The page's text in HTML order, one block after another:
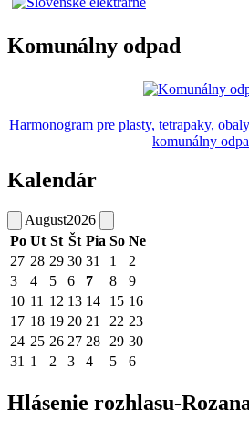
Komunálny odpad
Harmonogram pre plasty, tetrapaky,
komunálny
Kalendár
August2026
Po Ut St Št Pia So Ne
27 28 29 30 31 1
2
3
4 5 6 7 8
9
10 11 12 13 14 15 16
17 18 19 20 21 22 23
24 25 26 27 28 29 30
31 1 2 3 4 5 6
Hlásenie rozhlasu-